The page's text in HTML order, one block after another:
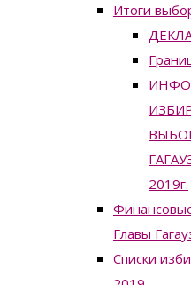
Итоги
2019г.
Главы
Списки